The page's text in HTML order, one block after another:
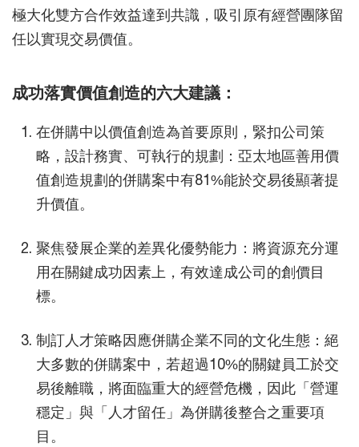
極大化雙方合作效益達到共識，吸引原有經營團隊留
任以實現交易價值。
成功落實價值創造的六大建議：
在併購中以價值創造為首要原則，緊扣公司策
略，設計務實、可執行的規劃：亞太地區善用價
值創造規劃的併購案中有81%能於交易後顯著提
升價值。
聚焦發展企業的差異化優勢能力：將資源充分運
用在關鍵成功因素上，有效達成公司的創價目
標。
制訂人才策略因應併購企業不同的文化生態：絕
大多數的併購案中，若超過10%的關鍵員工於交
易後離職，將面臨重大的經營危機，因此「營運
穩定」與「人才留任」為併購後整合之重要項
目。